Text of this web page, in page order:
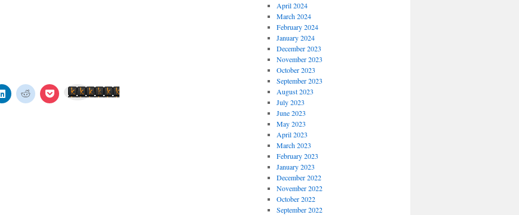
Click
to
Click
to
Click
to
Send to Kindle
April 2024
March 2024
February 2024
January 2024
December 2023
November 2023
October 2023
September 2023
August 2023
July 2023
June 2023
May 2023
April 2023
March 2023
February 2023
January 2023
December 2022
November 2022
October 2022
September 2022